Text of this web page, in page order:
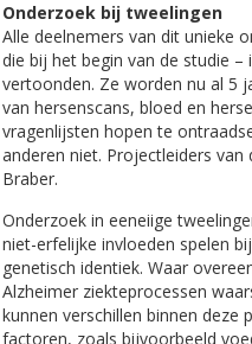
Onderzoek bij tweelingen
Alle deelnemers van dit unieke
die bij het begin van de studie
vertoonden. Ze worden nu al 5
van hersenscans, bloed en
vragenlijsten hopen te
anderen niet. Projectleiders van
Braber.
Onderzoek in eeneiige
niet-erfelijke invloeden spelen
genetisch identiek. Waar
Alzheimer ziekteprocessen
kunnen verschillen binnen deze
factoren, zoals bijvoorbeeld